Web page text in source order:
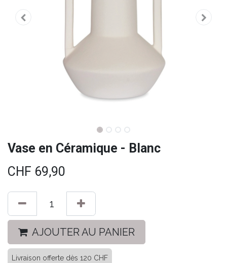
Vase en Céramique - Blanc
CHF 69,90
AJOUTER AU PANIER
Livraison offerte dès 120 CHF